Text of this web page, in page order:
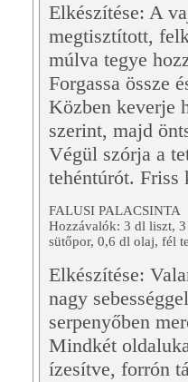
Elkészítése: A
megtisztított,
múlva tegye
Forgassa össze
Közben keverje
szerint, majd
Végül szórja a
tehéntúrót. Friss
FALUSI PALACSINTA
Hozzávalók: 3 dl liszt,
sütőpor, 0,6 dl olaj, fél
Elkészítése:
nagy
serpenyőben
Mindkét
ízesítve, forrón